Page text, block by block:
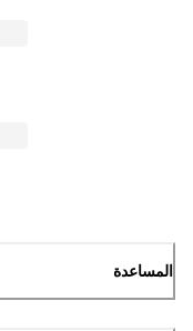
المساعدة